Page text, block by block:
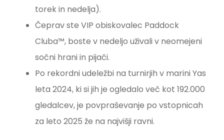
torek in nedelja).
Čeprav ste VIP obiskovalec Paddock
Cluba™, boste v nedeljo uživali v neomejeni
sočni hrani in pijači.
Po rekordni udeležbi na turnirjih v marini Yas
leta 2024, ki si jih je ogledalo več kot 192.000
gledalcev, je povpraševanje po vstopnicah
za leto 2025 že na najvišji ravni.